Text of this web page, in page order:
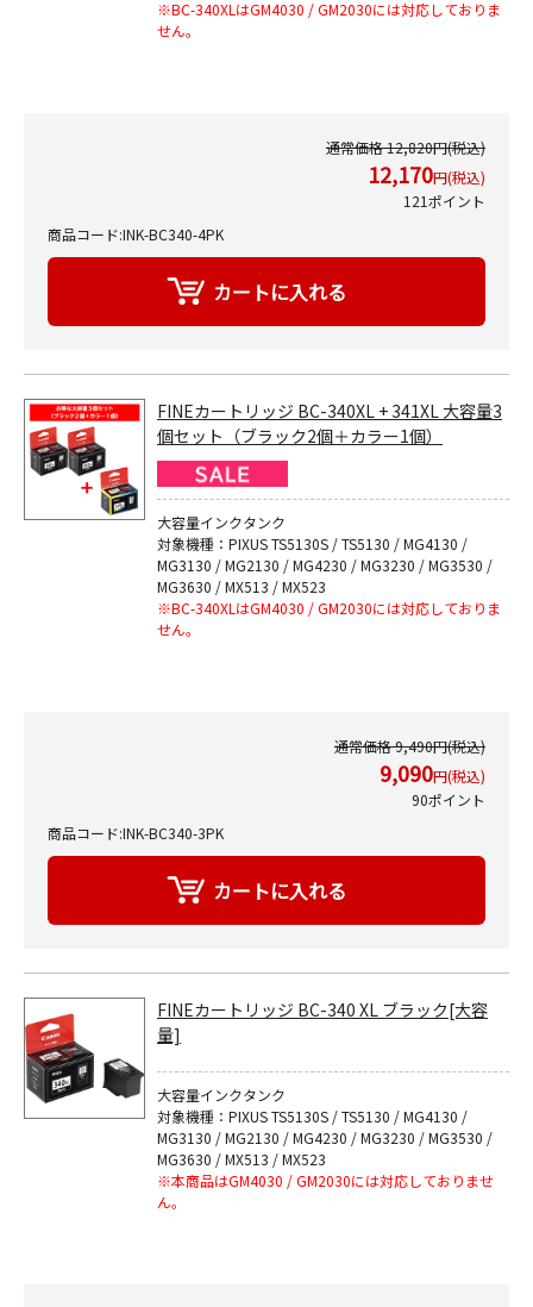
※BC-340XLはGM4030 / GM2030には対応しておりま
せん。
通常価格 12,820円(税込)
12,170円(税込)
121ポイント
商品コード:INK-BC340-4PK
FINEカートリッジ BC-340XL + 341XL 大容量3
個セット（ブラック2個＋カラー1個）
大容量インクタンク
対象機種：PIXUS TS5130S / TS5130 / MG4130 /
MG3130 / MG2130 / MG4230 / MG3230 / MG3530 /
MG3630 / MX513 / MX523
※BC-340XLはGM4030 / GM2030には対応しておりま
せん。
通常価格 9,490円(税込)
9,090円(税込)
90ポイント
商品コード:INK-BC340-3PK
FINEカートリッジ BC-340 XL ブラック[大容
量]
大容量インクタンク
対象機種：PIXUS TS5130S / TS5130 / MG4130 /
MG3130 / MG2130 / MG4230 / MG3230 / MG3530 /
MG3630 / MX513 / MX523
※本商品はGM4030 / GM2030には対応しておりませ
ん。